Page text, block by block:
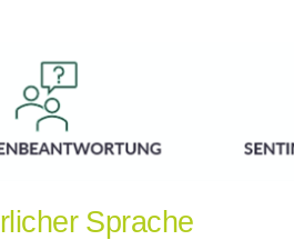
Sprache